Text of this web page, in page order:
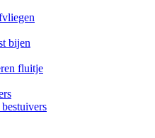
bijen
fluitje